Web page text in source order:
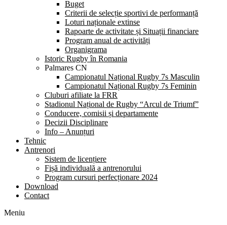
Buget
Criterii de selecție sportivi de performanță
Loturi naționale extinse
Rapoarte de activitate și Situații financiare
Program anual de activități
Organigrama
Istoric Rugby în Romania
Palmares CN
Campionatul Național Rugby 7s Masculin
Campionatul Național Rugby 7s Feminin
Cluburi afiliate la FRR
Stadionul Național de Rugby “Arcul de Triumf”
Conducere, comisii și departamente
Decizii Disciplinare
Info – Anunțuri
Tehnic
Antrenori
Sistem de licențiere
Fișă individuală a antrenorului
Program cursuri perfecționare 2024
Download
Contact
Meniu